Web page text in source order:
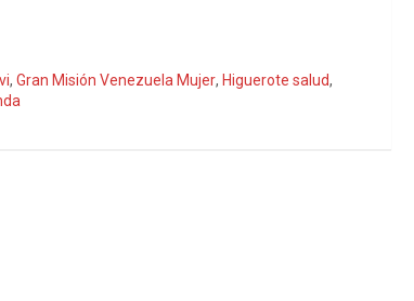
,Gran Misión Venezuela Mujer, Higuerote salud,